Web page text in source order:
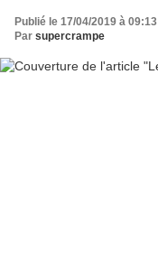
Publié le 17/04/2019 à 09:13
Par supercrampe